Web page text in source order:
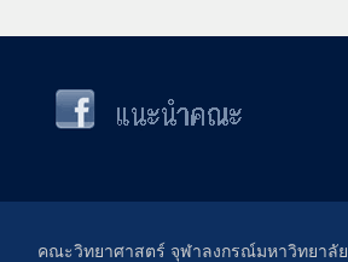
คณะวิทยาศาสตร์ จุฬาลงกรณ์มหาวิทยาลัย